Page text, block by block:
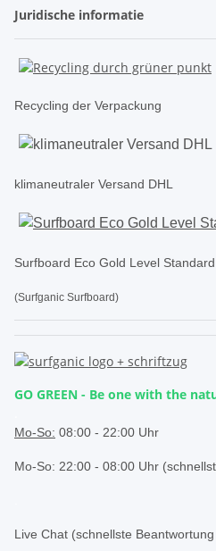
Juridische informatie
Recycling der Verpackung
klimaneutraler Versand DHL
Surfboard Eco Gold Level Standard
(Surfganic Surfboard)
GO GREEN - Be one with the
Mo-So: 08:00 - 22:00 Uhr
Mo-So: 22:00 - 08:00 Uhr
Live Chat (schnellste